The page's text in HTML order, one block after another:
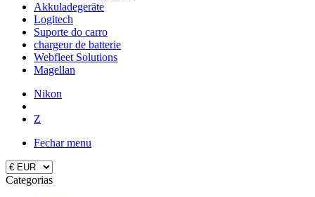
Akkuladegeräte
Logitech
Suporte do carro
chargeur de batterie
Webfleet Solutions
Magellan
Nikon
Z
Fechar menu
Categorias